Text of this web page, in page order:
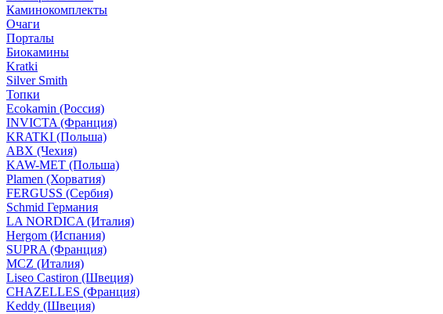
Каминокомплекты
Очаги
Порталы
Биокамины
Kratki
Silver Smith
Топки
Ecokamin (Россия)
INVICTA (Франция)
KRATKI (Польша)
ABX (Чехия)
KAW-MET (Польша)
Plamen (Хорватия)
FERGUSS (Сербия)
Schmid Германия
LA NORDICA (Италия)
Hergom (Испания)
SUPRA (Франция)
MCZ (Италия)
Liseo Castiron (Швеция)
CHAZELLES (Франция)
Keddy (Швеция)